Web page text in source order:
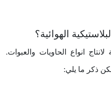
الهوائية؟
انواع الحاويات والعبوات.
ذكر ما يلي: